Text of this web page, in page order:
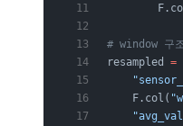
# window 구
resampled =
    F.col(